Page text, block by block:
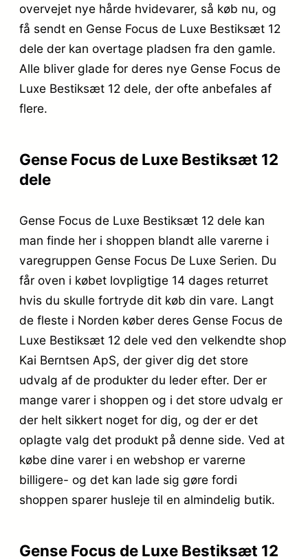
overvejet nye hårde hvidevarer, så køb nu, og
få sendt en Gense Focus de Luxe Bestiksæt 12
dele der kan overtage pladsen fra den gamle.
Alle bliver glade for deres nye Gense Focus de
Luxe Bestiksæt 12 dele, der ofte anbefales af
flere.
Gense Focus de Luxe Bestiksæt 12
dele
Gense Focus de Luxe Bestiksæt 12 dele kan
man finde her i shoppen blandt alle varerne i
varegruppen Gense Focus De Luxe Serien. Du
får oven i købet lovpligtige 14 dages returret
hvis du skulle fortryde dit køb din vare. Langt
de fleste i Norden køber deres Gense Focus de
Luxe Bestiksæt 12 dele ved den velkendte shop
Kai Berntsen ApS, der giver dig det store
udvalg af de produkter du leder efter. Der er
mange varer i shoppen og i det store udvalg er
der helt sikkert noget for dig, og der er det
oplagte valg det produkt på denne side. Ved at
købe dine varer i en webshop er varerne
billigere- og det kan lade sig gøre fordi
shoppen sparer husleje til en almindelig butik.
Gense Focus de Luxe Bestiksæt 12